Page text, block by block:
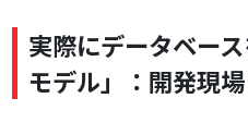
実際にデータベー
モデル」：開発現